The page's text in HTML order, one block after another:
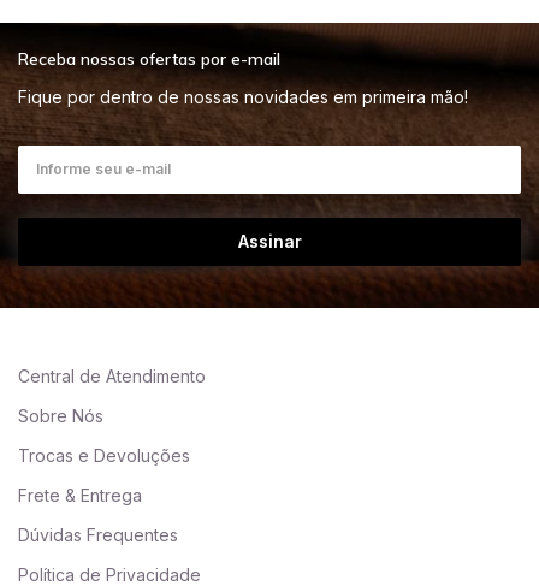
Receba nossas ofertas por e-mail
Fique por dentro de nossas novidades em primeira mão!
Assinar
Central de Atendimento
Sobre Nós
Trocas e Devoluções
Frete & Entrega
Dúvidas Frequentes
Política de Privacidade